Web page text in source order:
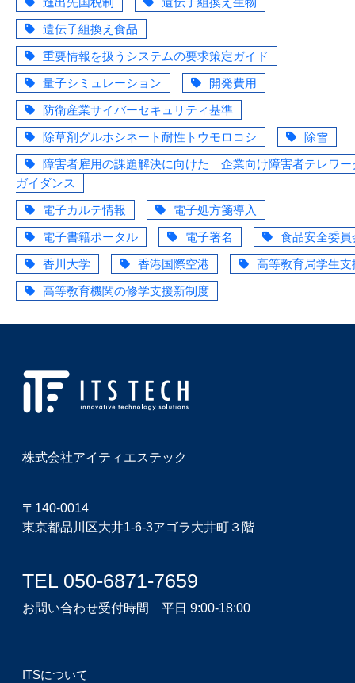
遺伝子組換え食品
重要情報を扱うシステムの要求策定ガイド
量子シミュレーション
開発費用
防衛産業サイバーセキュリティ基準
除草剤グルホシネート耐性トウモロコシ
除雪
障害者雇用の課題解決に向けた 企業向け障害者テレワー
ガイダンス
電子カルテ情報
電子処方箋導入
電子書籍ポータル
電子署名
食品安全委員
香川大学
香港国際空港
高等教育局学生支
高等教育機関の修学支援新制度
株式会社アイティエステック
〒140-0014
東京都品川区大井1-6-3アゴラ大井町３階
TEL 050-6871-7659
お問い合わせ受付時間 平日 9:00-18:00
ITSについて